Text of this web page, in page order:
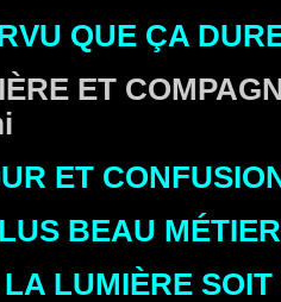
QUE ÇA
ET
ET
BEAU
LUMIÈRE SOIT